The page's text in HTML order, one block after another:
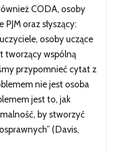
CODA, osoby
oraz słyszący:
osoby uczące
tworzący wspólną
przypomnieć cytat z
nie jest osoba
jest to, jak
by stworzyć
(Davis,